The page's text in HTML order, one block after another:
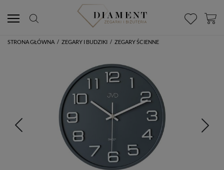
STRONA GŁÓWNA / ZEGARY I BUDZIKI / ZEGARY ŚCIENNE